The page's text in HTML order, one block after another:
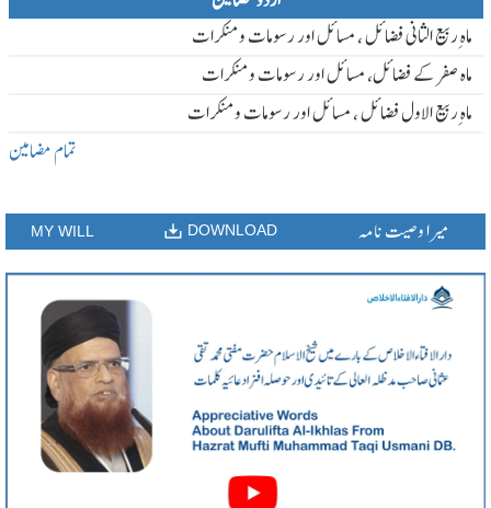
ماہ ِربیع الثانی فضائل ، مسائل اور رسومات و منکرات
ماہ صفر کے فضائل، مسائل اور رسومات و منکرات
ماہ ِربیع الاول فضائل ، مسائل اور رسومات و منکرات
تمام مضامین
MY WILL DOWNLOAD میرا وصیت نامہ